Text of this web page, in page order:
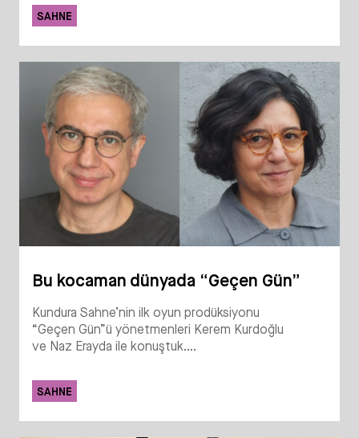
SAHNE
Bu kocaman dünyada “Geçen Gün”
Kundura Sahne’nin ilk oyun prodüksiyonu
“Geçen Gün”ü yönetmenleri Kerem Kurdoğlu
ve Naz Erayda ile konuştuk....
SAHNE